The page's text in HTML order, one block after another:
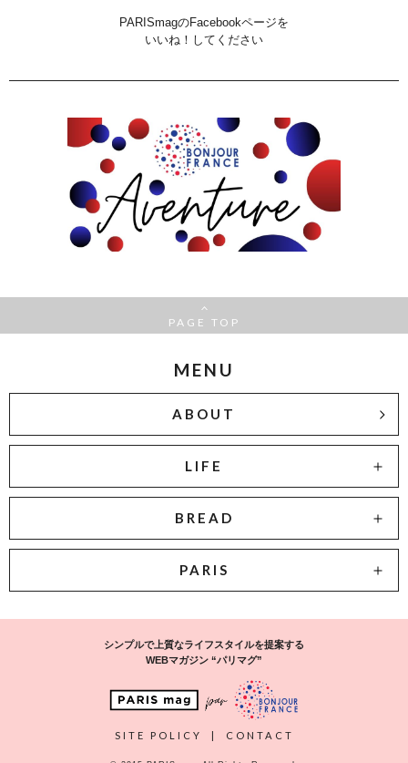
PARISmagのFacebookページを
いいね！してください
PAGE TOP
MENU
ABOUT
LIFE
BREAD
PARIS
シンプルで上質なライフスタイルを提案する
WEBマガジン “パリマグ”
SITE POLICY CONTACT